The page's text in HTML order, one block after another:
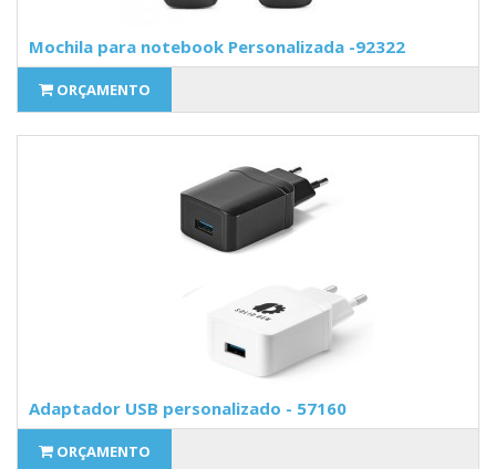
Mochila para notebook Personalizada -92322
ORÇAMENTO
Adaptador USB personalizado - 57160
ORÇAMENTO